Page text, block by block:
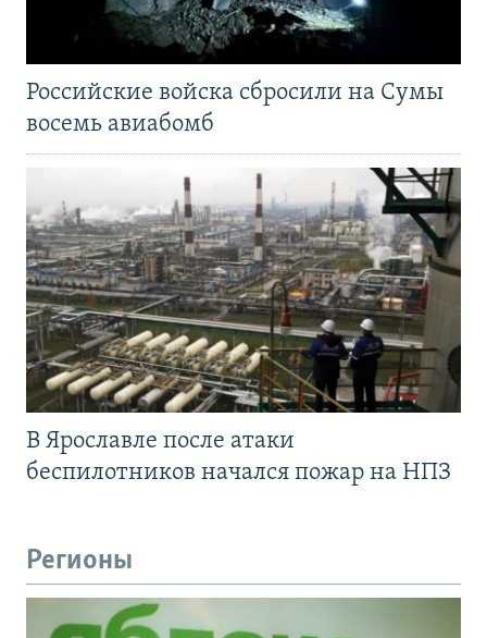
Российские войска сбросили на Сумы
восемь авиабомб
В Ярославле после атаки
беспилотников начался пожар на НПЗ
Регионы